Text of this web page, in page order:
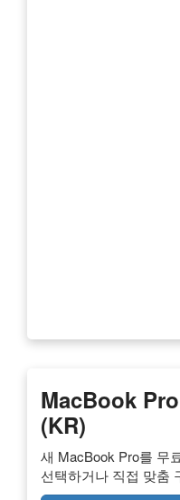
MacBook
(KR)
새 MacBook Pro를 무
선택하거나 직접 맞춤